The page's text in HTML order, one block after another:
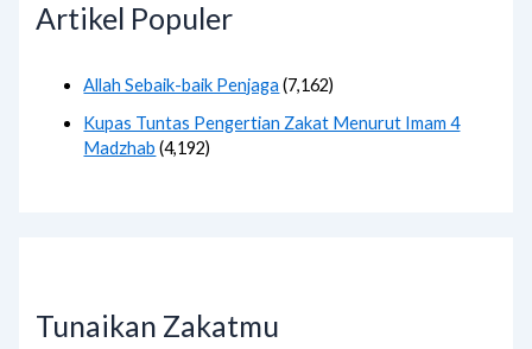
Artikel Populer
Allah Sebaik-baik Penjaga (7,162)
Kupas Tuntas Pengertian Zakat Menurut Imam 4
Madzhab (4,192)
Tunaikan Zakatmu